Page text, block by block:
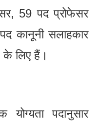
59 पद प्रोफेसर
कानूनी सलाहकार
के लिए हैं।
पदानुसार